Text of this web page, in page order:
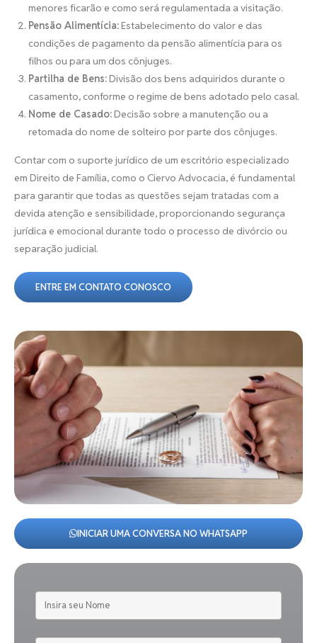
menores ficarão e como será regulamentada a visitação.
Pensão Alimentícia:Estabelecimento do valor e das
condições de pagamento da pensão alimentícia para os
filhos ou para um dos cônjuges.
Partilha de Bens:Divisão dos bens adquiridos durante o
casamento, conforme o regime de bens adotado pelo casal.
Nome de Casado:Decisão sobre a manutenção ou a
retomada do nome de solteiro por parte dos cônjuges.
Contar com o suporte jurídico de um escritório especializado
em Direito de Família, como o Ciervo Advocacia, é fundamental
para garantir que todas as questões sejam tratadas com a
devida atenção e sensibilidade, proporcionando segurança
jurídica e emocional durante todo o processo de divórcio ou
separação judicial.
ENTRE EM CONTATO CONOSCO
INICIAR UMA CONVERSA NO WHATSAPP